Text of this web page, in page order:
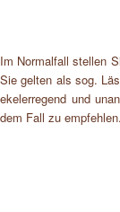
Im Normalfall stellen
Sie gelten als sog.
ekelerregend und
dem Fall zu empfehlen.